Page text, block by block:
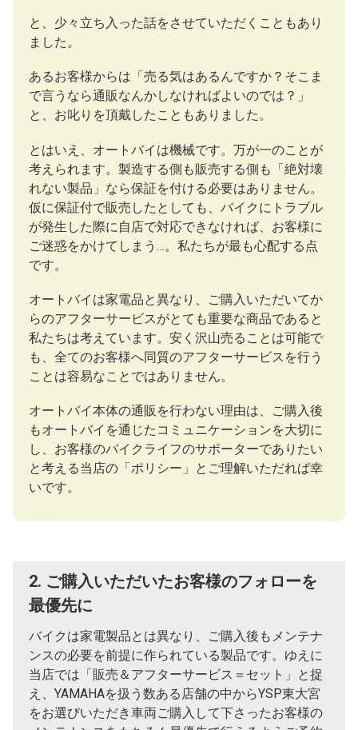
と、少々立ち入った話をさせていただくこともあり
ました。
あるお客様からは「売る気はあるんですか？そこま
で言うなら通販なんかしなければよいのでは？」
と、お叱りを頂戴したこともありました。
とはいえ、オートバイは機械です。万が一のことが
考えられます。製造する側も販売する側も「絶対壊
れない製品」なら保証を付ける必要はありません。
仮に保証付で販売したとしても、バイクにトラブル
が発生した際に自店で対応できなければ、お客様に
ご迷惑をかけてしまう…。私たちが最も心配する点
です。
オートバイは家電品と異なり、ご購入いただいてか
らのアフターサービスがとても重要な商品であると
私たちは考えています。安く沢山売ることは可能で
も、全てのお客様へ同質のアフターサービスを行う
ことは容易なことではありません。
オートバイ本体の通販を行わない理由は、ご購入後
もオートバイを通じたコミュニケーションを大切に
し、お客様のバイクライフのサポーターでありたい
と考える当店の「ポリシー」とご理解いただれば幸
いです。
2. ご購入いただいたお客様のフォローを
最優先に
バイクは家電製品とは異なり、ご購入後もメンテナ
ンスの必要を前提に作られている製品です。ゆえに
当店では「販売＆アフターサービス＝セット」と捉
え、YAMAHAを扱う数ある店舗の中からYSP東大宮
をお選びいただき車両ご購入して下さったお客様の